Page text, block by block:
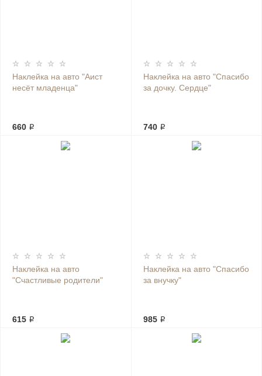
Наклейка на авто "Аист
несёт младенца"
660 ₽
Наклейка на авто "Спасибо
за дочку. Сердце"
740 ₽
Наклейка на авто
"Счастливые родители"
615 ₽
Наклейка на авто "Спасибо
за внучку"
985 ₽